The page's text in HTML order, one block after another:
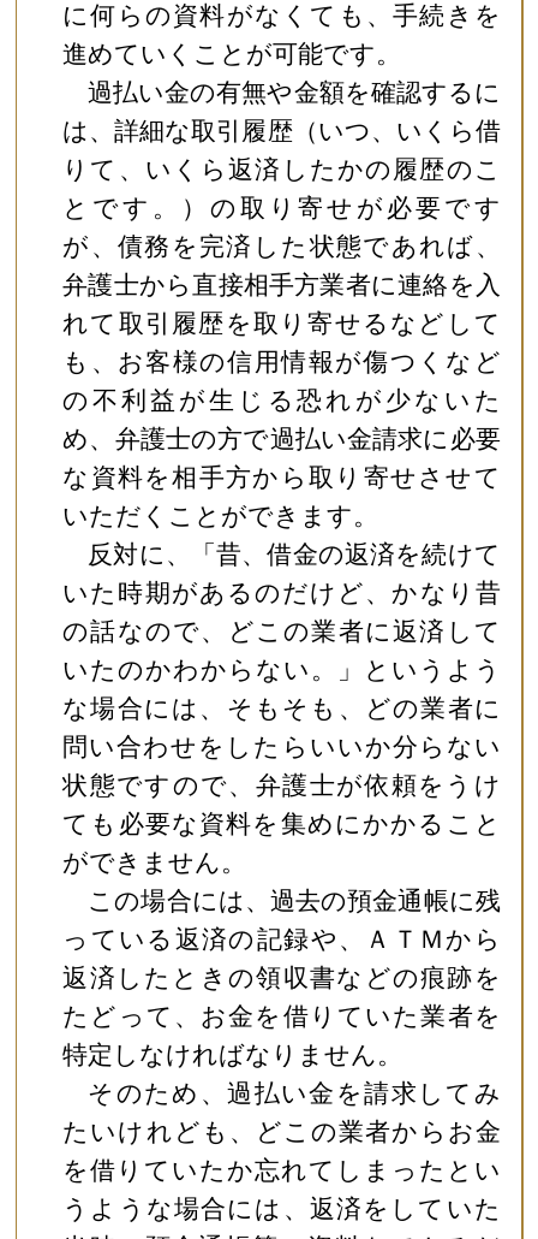
に何らの資料がなくても、手続きを
進めていくことが可能です。
過払い金の有無や金額を確認するに
は、詳細な取引履歴（いつ、いくら借
りて、いくら返済したかの履歴のこ
とです。）の取り寄せが必要です
が、債務を完済した状態であれば、
弁護士から直接相手方業者に連絡を入
れて取引履歴を取り寄せるなどして
も、お客様の信用情報が傷つくなど
の不利益が生じる恐れが少ないた
め、弁護士の方で過払い金請求に必要
な資料を相手方から取り寄せさせて
いただくことができます。
反対に、「昔、借金の返済を続けて
いた時期があるのだけど、かなり昔
の話なので、どこの業者に返済して
いたのかわからない。」というよう
な場合には、そもそも、どの業者に
問い合わせをしたらいいか分らない
状態ですので、弁護士が依頼をうけ
ても必要な資料を集めにかかること
ができません。
この場合には、過去の預金通帳に残
っている返済の記録や、ＡＴＭから
返済したときの領収書などの痕跡を
たどって、お金を借りていた業者を
特定しなければなりません。
そのため、過払い金を請求してみ
たいけれども、どこの業者からお金
を借りていたか忘れてしまったとい
うような場合には、返済をしていた